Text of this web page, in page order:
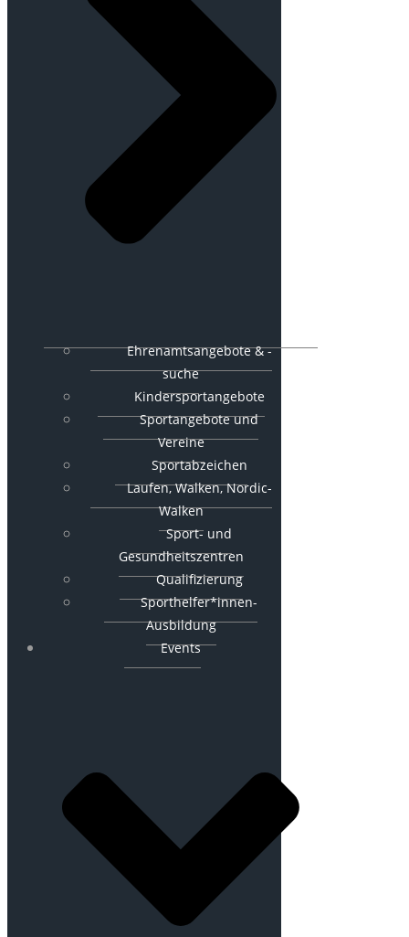
Ehrenamtsangebote & -
suche
Kindersportangebote
Sportangebote und
Vereine
Sportabzeichen
Laufen, Walken, Nordic-
Walken
Sport- und
Gesundheitszentren
Qualifizierung
Sporthelfer*innen-
Ausbildung
Events